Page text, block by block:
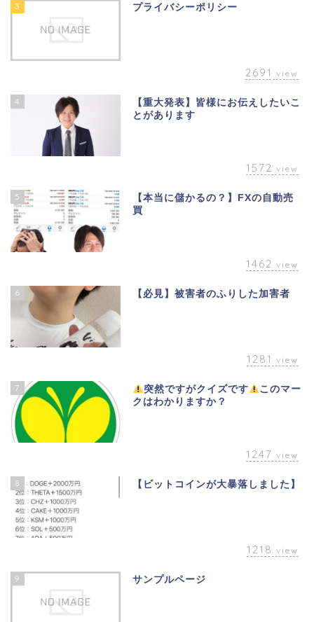
3 プライバシーポリシー
2691 view
4
【重大発表】皆様にお伝えしたいこ
とがあります
1572 view
5
【本当に儲かるの？】FXの自動売
買
1462 view
6 【必見】被害者のふりした加害者
1281 view
7 突然ですがクイズです
このマー
クはわかりますか？
1247 view
8 【ビットコインが大暴落しました】
1218 view
9 サンプルページ